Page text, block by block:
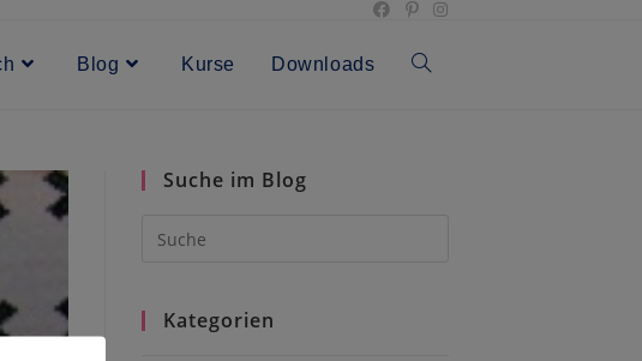
Blog Kurse Downloads Toggle
Suche im Blog
Kategorien